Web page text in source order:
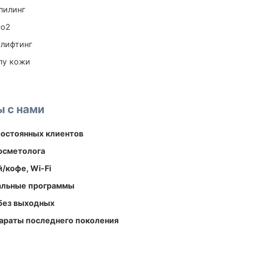
кожи
с нами
клиентов
кофе, Wi-Fi
программы
выходных
последнего поколения